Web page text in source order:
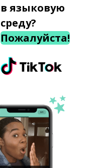
в языковую
среду?
Пожалуйста!